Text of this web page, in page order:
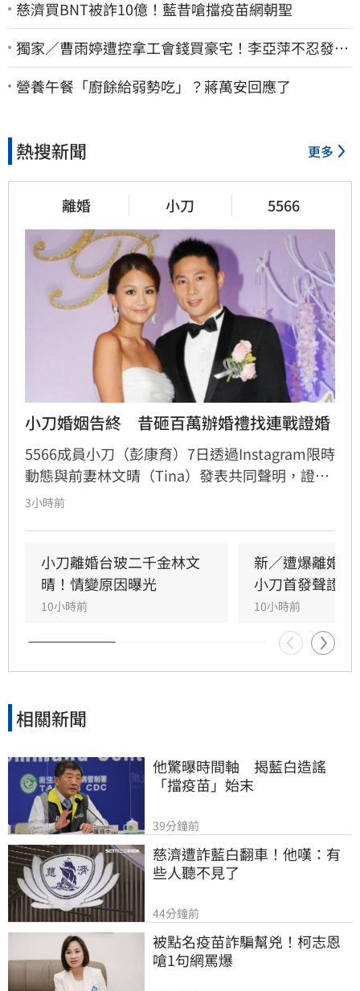
慈濟買BNT被詐10億！藍昔嗆擋疫苗網朝聖
獨家／曹雨婷遭控拿工會錢買豪宅！李亞萍不忍發
聲：余天管工會都貼錢
營養午餐「廚餘給弱勢吃」？蔣萬安回應了
熱搜新聞 更多
離婚 小刀 5566
小刀婚姻告終　昔砸百萬辦婚禮找連戰證婚
5566成員小刀（彭康育）7日透過Instagram限時
動態與前妻林文晴（Tina）發表共同聲明，證實
兩人已結束14年婚姻。聲明中表示，兩人其實已
同陪伴、守護一對子女成長，同時希望外界尊重
雙方決定，之後不再對離婚一事做任何回應。
3小時前
小刀離婚台玻二千金林文
晴！情變原因曝光
10小時前
新／遭爆離婚
小刀首發聲證實
10小時前
相關新聞
他驚曝時間軸　揭藍白造謠
「擋疫苗」始末
39分鐘前
慈濟遭詐藍白翻車！他嘆：有
些人聽不見了
44分鐘前
被點名疫苗詐騙幫兇！柯志恩
嗆1句網罵爆